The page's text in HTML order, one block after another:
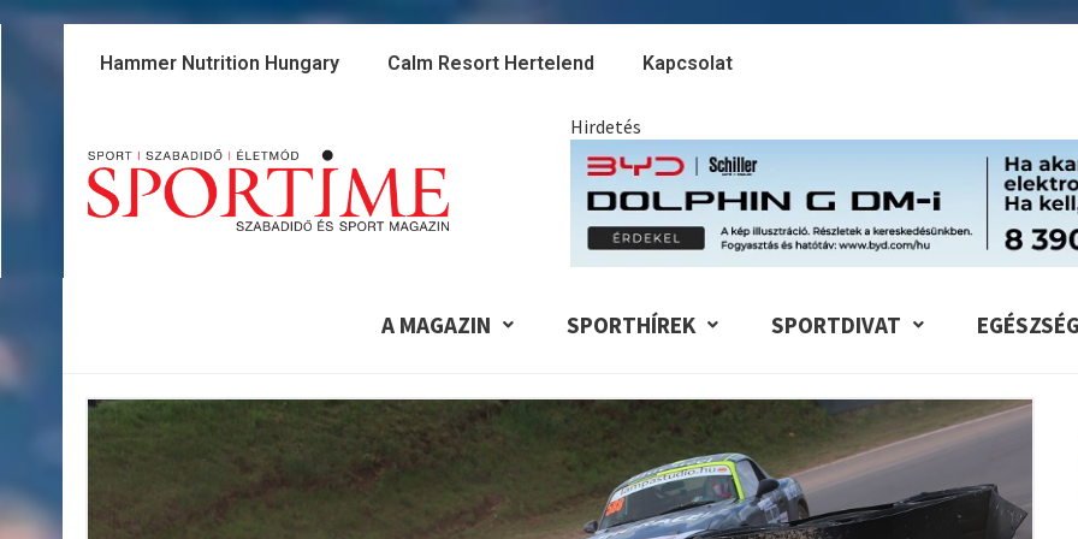
Skip
Hammer Nutrition Hungary Calm Resort Hertelend Kapcsolat
Hirdetés
A MAGAZIN SPORTHÍREK SPORTDIVAT EGÉSZSÉG